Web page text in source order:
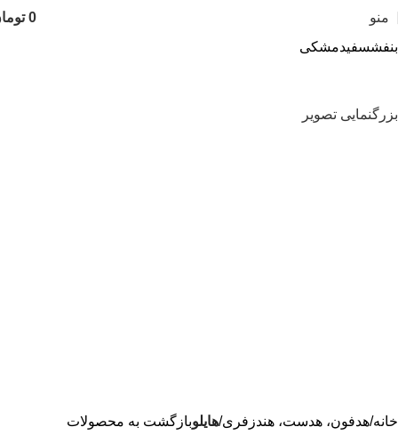
منو 0
بنفشسفیدمشکی
بزرگنمایی تصویر
خانه هدفون، هدست، هندزفری هایلوبازگشت به محصولات